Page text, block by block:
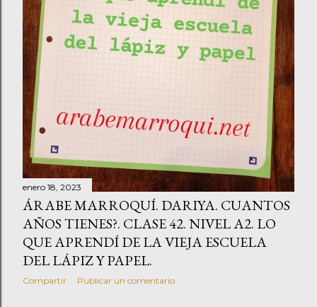
enero 18, 2023
ÁRABE MARROQUÍ. DARIYA. CUANTOS
AÑOS TIENES?. CLASE 42. NIVEL A2. LO
QUE APRENDÍ DE LA VIEJA ESCUELA
DEL LÁPIZ Y PAPEL.
Compartir Publicar un comentario